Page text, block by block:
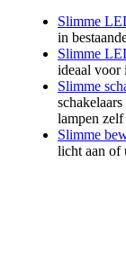
Slimme
in
Slimme
ideaal voor
Slimme
lampen
Slimme
licht aan of